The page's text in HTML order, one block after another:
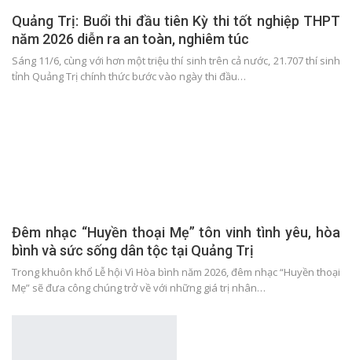
Quảng Trị: Buổi thi đầu tiên Kỳ thi tốt nghiệp THPT
năm 2026 diễn ra an toàn, nghiêm túc
Sáng 11/6, cùng với hơn một triệu thí sinh trên cả nước, 21.707 thí sinh
tỉnh Quảng Trị chính thức bước vào ngày thi đầu…
Đêm nhạc “Huyền thoại Mẹ” tôn vinh tình yêu, hòa
bình và sức sống dân tộc tại Quảng Trị
Trong khuôn khổ Lễ hội Vì Hòa bình năm 2026, đêm nhạc “Huyền thoại
Mẹ” sẽ đưa công chúng trở về với những giá trị nhân…